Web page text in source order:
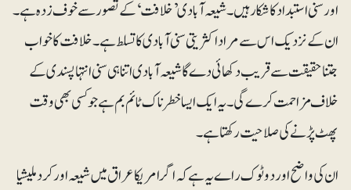
اور سنی استبداد کا شکار ہیں۔ شیعہ آبادی ’خلافت‘ کے تصور سے خوف زدہ ہے۔
ان کے نزدیک اس سے مراد اکثریتی سنی آبادی کا تسلط ہے۔ خلافت کا خواب
جتنا حقیقت سے قریب دکھائی دے گا شیعہ آبادی اتنا ہی سنی انتہاپسندی کے
خلاف مزاحمت کرے گی۔ یہ ایک ایسا خطرناک ٹائم بم ہے جو کسی بھی وقت
پھٹ پڑنے کی صلاحیت رکھتا ہے۔
ان کی واضح اور دو ٹوک راے یہ ہے کہ اگر امریکا عراق میں شیعہ اور کرد ملیشیا